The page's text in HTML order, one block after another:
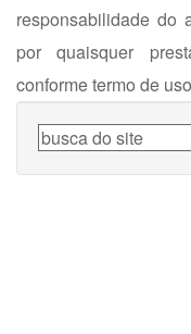
responsabilidade do
por quaisquer
conforme termo de